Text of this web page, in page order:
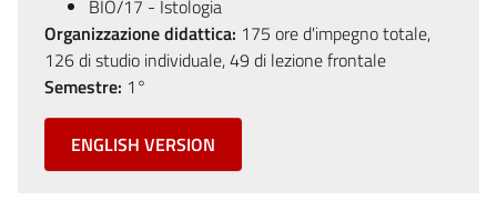
BIO/17 - Istologia
Organizzazione didattica: 175 ore d'impegno totale,
126 di studio individuale, 49 di lezione frontale
Semestre: 1°
ENGLISH VERSION